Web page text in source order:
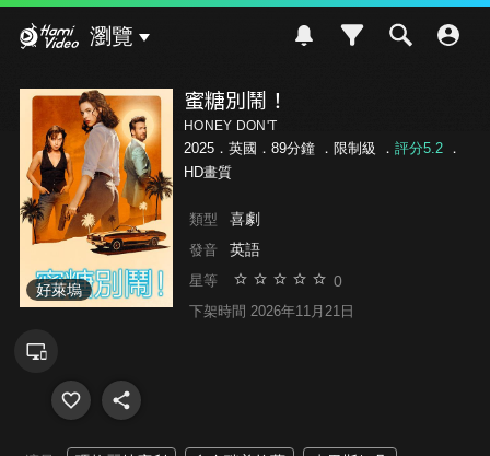
瀏覽
好萊塢
蜜糖別鬧！
HONEY DON'T
2025．英國．89分鐘 ． 限制級 ． 評分5.2．
HD畫質
類型 喜劇
發音 英語
星等 0
下架時間 2026年11月21日